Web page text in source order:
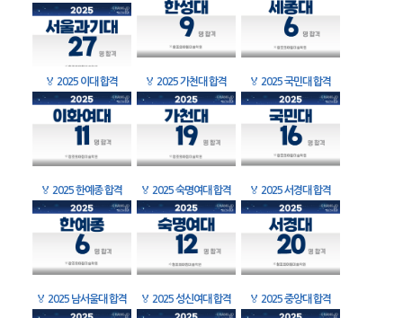
🏅 2025 이대 합격 🏅 2025 가천대 합격 🏅 2025 국민대 합격
🏅 2025 한예종 합격 🏅 2025 숙명여대 합격 🏅 2025 서경대 합격
🏅 2025 남서울대 합격 🏅 2025 성신여대 합격 🏅 2025 중앙대 합격